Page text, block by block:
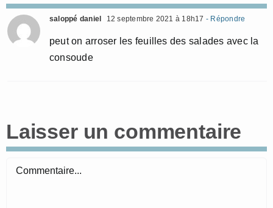
saloppé daniel 12 septembre 2021 à 18h17 - Répondre
peut on arroser les feuilles des salades avec la
consoude
Laisser un commentaire
Commentaire